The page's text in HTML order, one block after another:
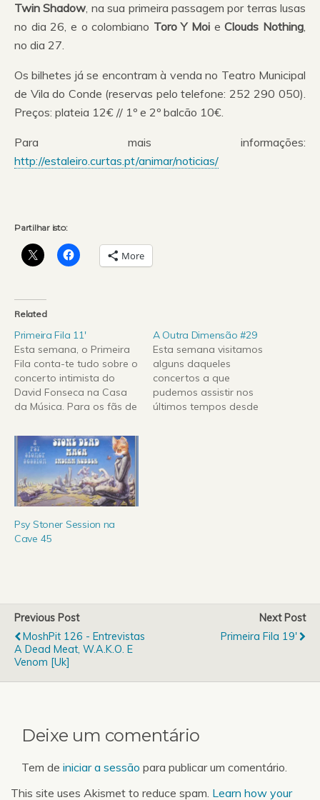
Twin Shadow, na sua primeira passagem por terras lusas
no dia 26, e o colombiano Toro Y Moi e Clouds Nothing,
no dia 27.
Os bilhetes já se encontram à venda no Teatro Municipal
de Vila do Conde (reservas pelo telefone: 252 290 050).
Preços: plateia 12€ // 1º e 2º balcão 10€.
Para mais informações:
http://estaleiro.curtas.pt/animar/noticias/
Partilhar isto:
More
Related
Primeira Fila 11′
Esta semana, o Primeira
Fila conta-te tudo sobre o
concerto intimista do
David Fonseca na Casa
da Música. Para os fãs de
como Wallace and
Gromit ou a Ovelha
Choné, a iniciativa
Animar, em Vila do
Conde, propõe-te uma
ida à exposição dos
estúdios da Aardman.
Porto Interior,…
A Outra Dimensão #29
Esta semana visitamos
alguns daqueles
concertos a que
pudemos assistir nos
últimos tempos desde
Psy Stoner Session na
Cave 45
Previous Post
MoshPit 126 - Entrevistas
A Dead Meat, W.A.K.O. E
Venom [uk]
Next Post
Primeira Fila 19'
Deixe um comentário
Tem de iniciar a sessão para publicar um comentário.
This site uses Akismet to reduce spam. Learn how your